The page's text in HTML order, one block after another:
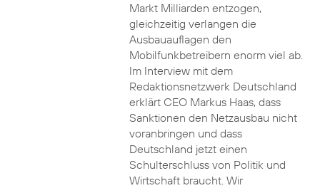
Markt Milliarden entzogen,
gleichzeitig verlangen die
Ausbauauflagen den
Mobilfunkbetreibern enorm viel ab.
Im Interview mit dem
Redaktionsnetzwerk Deutschland
erklärt CEO Markus Haas, dass
Sanktionen den Netzausbau nicht
voranbringen und dass
Deutschland jetzt einen
Schulterschluss von Politik und
Wirtschaft braucht. Wir